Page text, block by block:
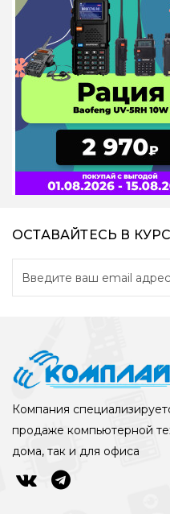
ОСТАВАЙТЕСЬ В
Компания
продаже компьютерной
дома, так и для офиса